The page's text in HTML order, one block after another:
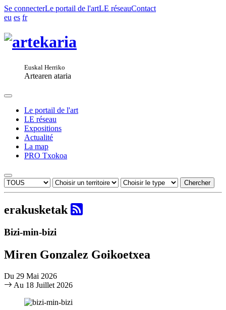
Se connecterLe portail de l'artLE réseauContact
eu es fr
Euskal Herriko
Artearen ataria
Le portail de l'art
LE réseau
Expositions
Actualité
La map
PRO Txokoa
Chercher
erakusketak
Bizi-min-bizi
Miren Gonzalez Goikoetxea
Du 29 Mai 2026
Au 18 Juillet 2026